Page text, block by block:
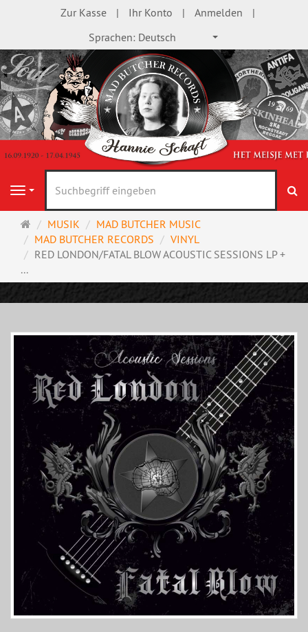
Zur Kasse Ihr Konto
Anmelden
Sprachen: Deutsch
Navigation
Startseite
MUSIK
MAD BUTCHER MUSIC
MAD BUTCHER RECORDS
VINYL
RED LONDON/FATAL BLOW ACOUSTIC SESSIONS LP +
...